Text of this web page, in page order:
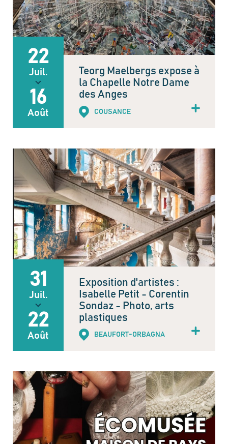
22
Juil.
16
Août
Teorg Maelbergs expose à
la Chapelle Notre Dame
des Anges
COUSANCE
31
Juil.
22
Août
Exposition d'artistes :
Isabelle Petit - Corentin
Sondaz - Photo, arts
plastiques
BEAUFORT-ORBAGNA